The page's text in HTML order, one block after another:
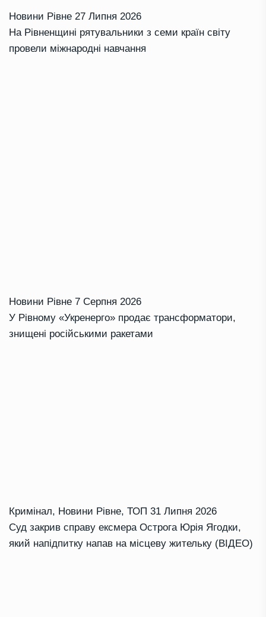
Новини Рівне 27 Липня 2026
На Рівненщині рятувальники з семи країн світу
провели міжнародні навчання
Новини Рівне 7 Серпня 2026
У Рівному «Укренерго» продає трансформатори,
знищені російськими ракетами
Кримінал, Новини Рівне, ТОП 31 Липня 2026
Суд закрив справу ексмера Острога Юрія Ягодки,
який напідпитку напав на місцеву жительку (ВІДЕО)